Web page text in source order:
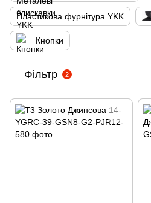
Пластикова фурнітура YKK
Кнопки
Фільтр 2